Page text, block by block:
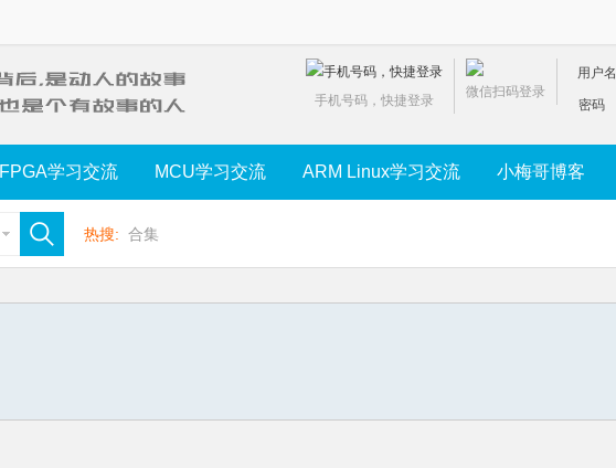
用户名
密码
微信扫码登录
手机号码，快捷登录
FPGA学习交流 MCU学习交流 ARM Linux学习交流 小梅哥博客
热搜: 合集